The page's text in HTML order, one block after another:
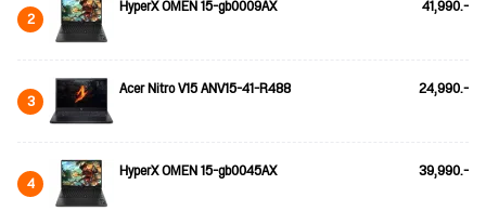
2 HyperX OMEN 15-gb0009AX 41,990.-
3 Acer Nitro V15 ANV15-41-R488 24,990.-
4 HyperX OMEN 15-gb0045AX 39,990.-